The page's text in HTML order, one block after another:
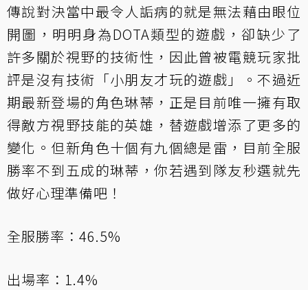
傳說對決當中最令人詬病的就是無法藉由眼位
開圖，明明身為DOTA類型的遊戲，卻缺少了
許多關於視野的技術性，因此曾被電競玩家批
評是沒有技術「小朋友才玩的遊戲」。不過近
期最新登場的角色琳蒂，正是目前唯一擁有取
得敵方視野技能的英雄，替遊戲增添了更多的
變化。但新角色十個有九個總是雷，目前全服
勝率不到五成的琳蒂，你若遇到隊友秒選就先
做好心理準備吧！
全服勝率：46.5%
出場率：1.4%